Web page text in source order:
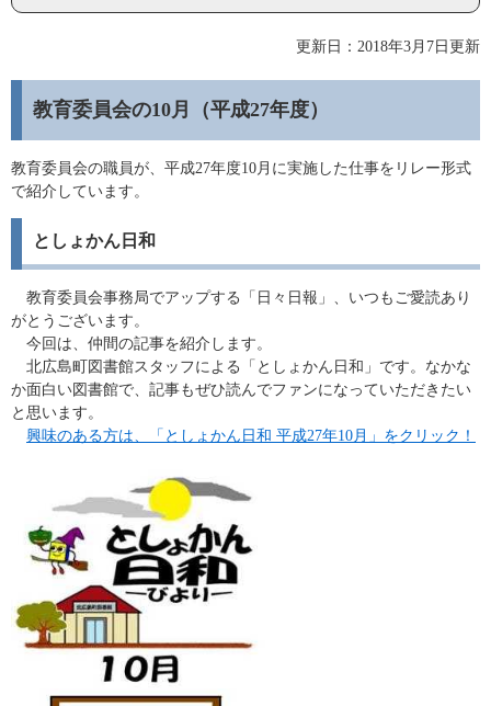
更新日：2018年3月7日更新
教育委員会の10月（平成27年度）
教育委員会の職員が、平成27年度10月に実施した仕事をリレー形式
で紹介しています。
としょかん日和
教育委員会事務局でアップする「日々日報」、いつもご愛読あり
がとうございます。
今回は、仲間の記事を紹介します。
北広島町図書館スタッフによる「としょかん日和」です。なかな
か面白い図書館で、記事もぜひ読んでファンになっていただきたい
と思います。
興味のある方は、「としょかん日和 平成27年10月」をクリック！